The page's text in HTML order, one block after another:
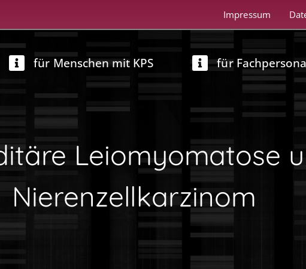
Impressum
für Menschen mit KPS für
Leiomyomatose
Nierenzellkarzinom